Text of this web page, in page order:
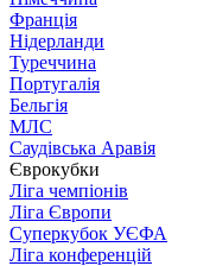
Франція
Нідерланди
Туреччина
Португалія
Бельгія
МЛС
Саудівська Аравія
Єврокубки
Ліга чемпіонів
Ліга Європи
Суперкубок УЄФА
Ліга конференцій